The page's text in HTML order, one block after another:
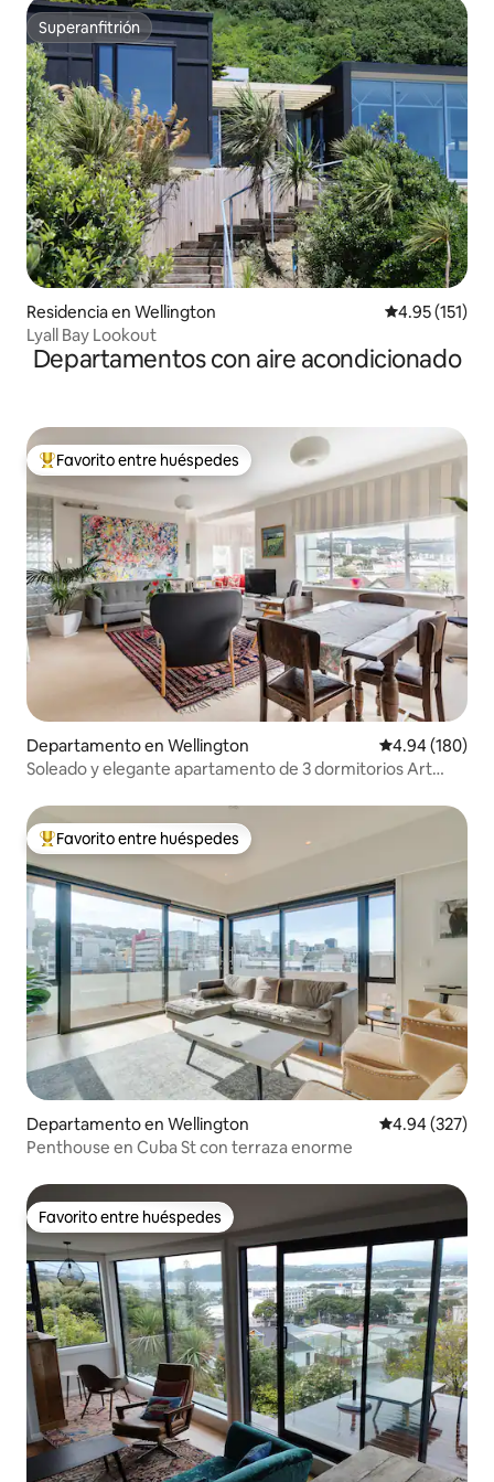
Superanfitrión
Superanfitrión
Residencia en Wellington Calificación
4.95 (151)
Lyall Bay Lookout
Departamentos con aire acondicionado
De los mejores en Favorito entre huéspedes
Favorito entre huéspedes
Departamento en Wellington Calificación
4.94 (180)
Soleado y elegante apartamento de 3 dormitorios Art
De los mejores en Favorito entre huéspedes
Favorito entre huéspedes
Departamento en Wellington Calificación
4.94 (327)
Penthouse en Cuba St con terraza enorme
Favorito entre huéspedes
Favorito entre huéspedes